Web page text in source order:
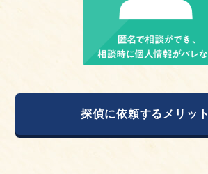
探偵に依頼するメリット